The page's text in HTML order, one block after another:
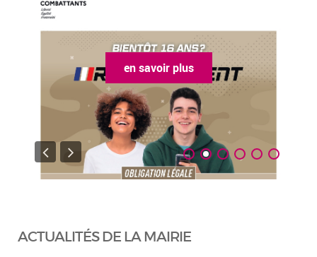
en savoir plus
ACTUALITÉS DE LA MAIRIE